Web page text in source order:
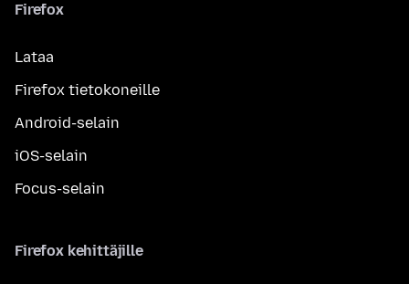
Firefox
Lataa
Firefox tietokoneille
Android-selain
iOS-selain
Focus-selain
Firefox kehittäjille